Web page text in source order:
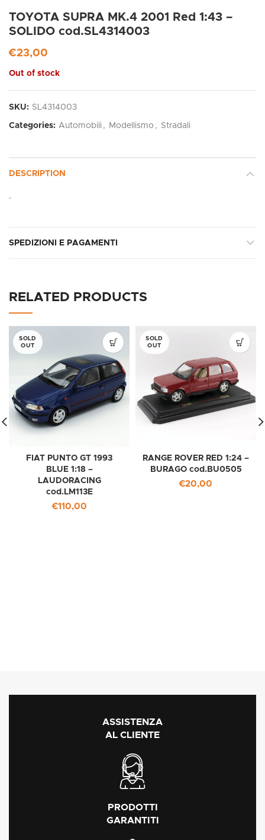
TOYOTA SUPRA MK.4 2001 Red 1:43 –
SOLIDO cod.SL4314003
€23,00
Out of stock
SKU: SL4314003
Categories: Automobili , Modellismo , Stradali
DESCRIPTION
.
SPEDIZIONI E PAGAMENTI
RELATED PRODUCTS
SOLD
OUT
FIAT PUNTO GT 1993
BLUE 1:18 –
LAUDORACING
cod.LM113E
€110,00
SOLD
OUT
RANGE ROVER RED 1:24 –
BURAGO cod.BU0505
€20,00
ASSISTENZA
AL CLIENTE
PRODOTTI
GARANTITI